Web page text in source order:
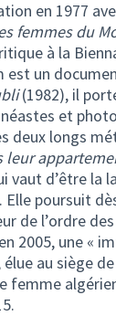
en 1977
femmes du
à la
est un
(1982), il
et
deux longs
leur
vaut d’être la
Elle poursuit
de l’ordre
2005, une «
au siège
femme